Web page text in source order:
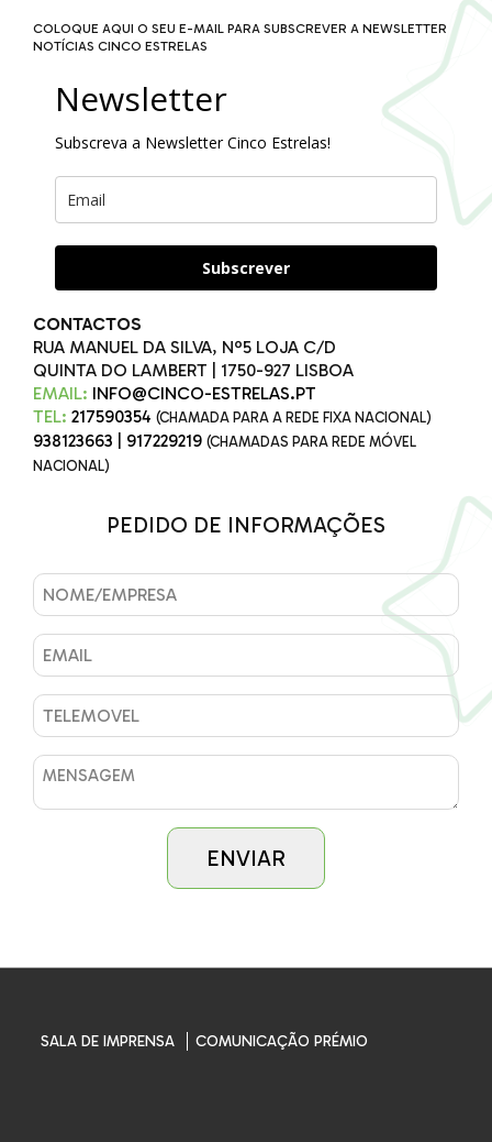
COLOQUE AQUI O SEU E-MAIL PARA SUBSCREVER A NEWSLETTER
NOTÍCIAS CINCO ESTRELAS
Newsletter
Subscreva a Newsletter Cinco Estrelas!
Subscrever
CONTACTOS
RUA MANUEL DA SILVA, Nº5 LOJA C/D
QUINTA DO LAMBERT | 1750-927 LISBOA
EMAIL: INFO@CINCO-ESTRELAS.PT
TEL: 217590354 (CHAMADA PARA A REDE FIXA NACIONAL)
938123663 917229219 (CHAMADAS PARA REDE MÓVEL
NACIONAL)
PEDIDO DE INFORMAÇÕES
SALA DE IMPRENSA COMUNICAÇÃO PRÉMIO